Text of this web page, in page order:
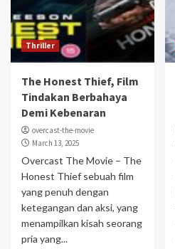
Thriller
The Honest Thief, Film
Tindakan Berbahaya
Demi Kebenaran
overcast-the-movie
March 13, 2025
Overcast The Movie – The
Honest Thief sebuah film
yang penuh dengan
ketegangan dan aksi, yang
menampilkan kisah seorang
pria yang...